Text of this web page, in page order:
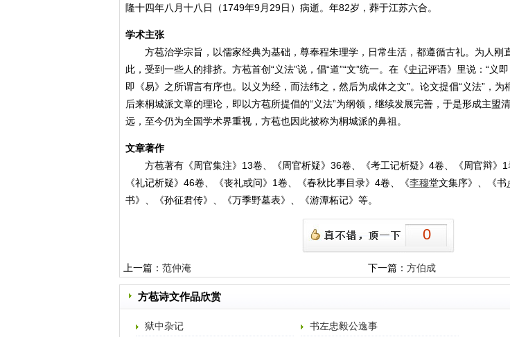
隆十四年八月十八日（1749年9月29日）病逝。年82岁，葬于江苏六合。
学术主张
方苞治学宗旨，以儒家经典为基础，尊奉程朱理学，日常生活，都遵循古礼。为人刚
此，受到一些人的排挤。方苞首创“义法”说，倡“道”“文”统一。在《史记评语》里说：“义
即《易》之所谓言有序也。以义为经，而法纬之，然后为成体之文”。论文提倡“义法”，为
后来桐城派文章的理论，即以方苞所提倡的“义法”为纲领，继续发展完善，于是形成主盟
远，至今仍为全国学术界重视，方苞也因此被称为桐城派的鼻祖。
文章著作
方苞著有《周官集注》13卷、《周官析疑》36卷、《考工记析疑》4卷、《周官辩》1
《礼记析疑》46卷、《丧礼或问》1卷、《春秋比事目录》4卷、《李穆堂文集序》、《书
书》、《孙征君传》、《万季野墓表》、《游潭柘记》等。
0
上一篇： 范仲淹 下一篇：方伯成
方苞诗文作品欣赏
狱中杂记 书左忠毅公逸事